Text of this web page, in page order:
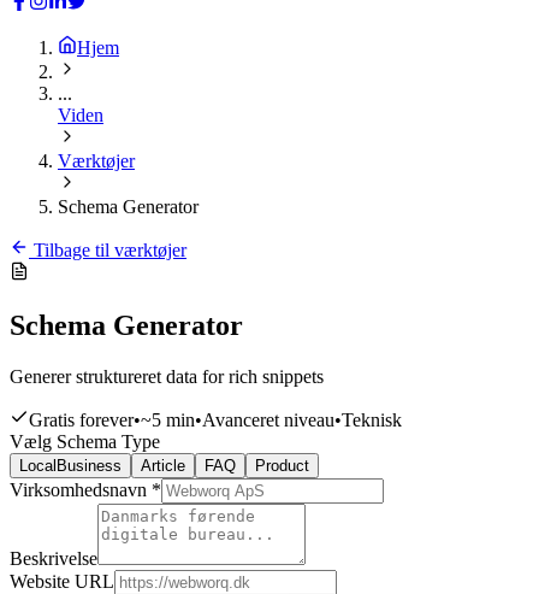
Hjem
...
Viden
Værktøjer
Schema Generator
Tilbage til værktøjer
Schema Generator
Generer struktureret data for rich snippets
Gratis forever•~5 min•Avanceret niveau•Teknisk
Vælg Schema Type
LocalBusiness Article FAQ Product
Virksomhedsnavn *
Beskrivelse
Website URL